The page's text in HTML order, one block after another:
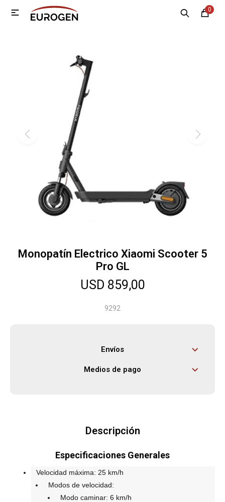
0

Monopatín Electrico Xiaomi Scooter 5
Pro GL
USD 859,00
9292
Envíos
Medios de pago
Descripción
Especificaciones Generales
Velocidad máxima: 25 km/h
Modos de velocidad:
Modo caminar: 6 km/h
MI CUENTA
Electrodomésticos
Climatización
Motos
Herramientas